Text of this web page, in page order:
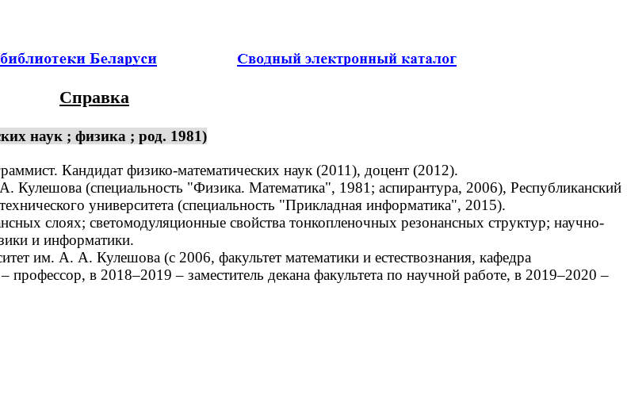
Справка
наук ; физика ; род. 1981)
Кандидат физико-математических наук (2011), доцент (2012).
(специальность "Физика. Математика", 1981; аспирантура, 2006), Республиканский
университета (специальность "Прикладная информатика", 2015).
слоях; светомодуляционные свойства тонкопленочных резонансных структур; научно-
и информатики.
им. А. А. Кулешова (с 2006, факультет математики и естествознания, кафедра
в 2018–2019 – заместитель декана факультета по научной работе, в 2019–2020 –